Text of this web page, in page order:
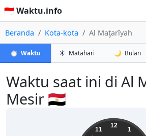
🇮🇩 Waktu.info
Beranda Kota-kota Al Maţarīyah
⏱️ Waktu ☀️ Matahari 🌙 Bulan
Waktu saat ini di Al
Mesir 🇪🇬
12
1
11